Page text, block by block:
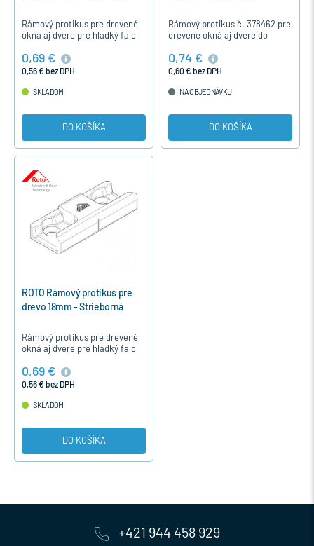
Rámový protikus pre drevené
okná aj dvere pre hladký falc
uzáverom E - rolnička a
uzáverom P-hríbik.
0,69 €
0,56 € bez DPH
SKLADOM
DO KOŠÍKA
Rámový protikus č. 378462 pre
drevené okná aj dvere do
kovanie ROTO s uzáverom E -
rolnička a uzáverom P-hríbik.
0,74 €
0,60 € bez DPH
NA OBJEDNÁVKU
DO KOŠÍKA
ROTO Rámový protikus pre
drevo 18mm - Strieborná
Rámový protikus pre drevené
okná aj dvere pre hladký falc
uzáverom E - rolnička a
uzáverom P-hríbik.
0,69 €
0,56 € bez DPH
SKLADOM
DO KOŠÍKA
+421 944 458 929